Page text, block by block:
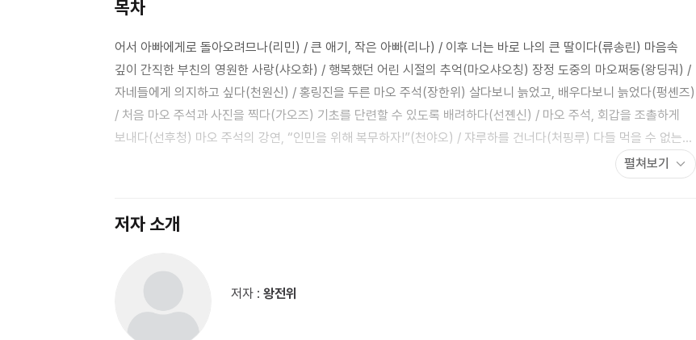
목차
어서 아빠에게로 돌아오려므나(리민) / 큰 애기, 작은 아빠(리나) / 이후 너는 바로 나의 큰 딸이다(류송린) 마음속
깊이 간직한 부친의 영원한 사랑(샤오화) / 행복했던 어린 시절의 추억(마오샤오칭) 장정 도중의 마오쩌둥(왕딩궈) /
자네들에게 의지하고 싶다(천원신) / 홍링진을 두른 마오 주석(장한위) 살다보니 늙었고, 배우다보니 늙었다(펑셴즈)
/ 처음 마오 주석과 사진을 찍다(가오즈) 기초를 단련할 수 있도록 배려하다(선졘신) / 마오 주석, 회갑을 조촐하게
보내다(선후청) 마오 주석의 강연, “인민을 위해 복무하자!”(천야오) / 쟈루하를 건너다(처핑루) 다들 먹을 수 없는
이 밥을 어찌 나만 먹겠는가(톈처우) / 그래서 책을 많이 봐야 하는 거요(뤼청화) 주석의 신변에서 수행했던 기밀작업
(천치) / 나는 마오 주석의 전화 담당이었다(펑뤈톈) 알고보니 자네는 나와 형제간일세그려(리즈청) / 마오 주석의
(왕야오산) 묻기를 잘했네, 이것은 내가 틀린 것이네(선스잉) / 마오 주석은 조직된 지혜로 전역을 수행했다(류창밍)
절묘한 사진으로 남긴 마오 주석의 강연 모습(쉬자오빙) 여성 동지가 가운데 서야지(허우버) / 마오 주석의 활동상을
펼쳐보기
저자 소개
저자 : 왕전위